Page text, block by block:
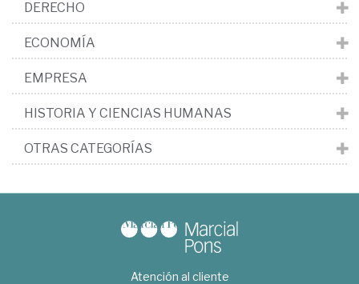
DERECHO
ECONOMÍA
EMPRESA
HISTORIA Y CIENCIAS HUMANAS
OTRAS CATEGORÍAS
Atención al cliente